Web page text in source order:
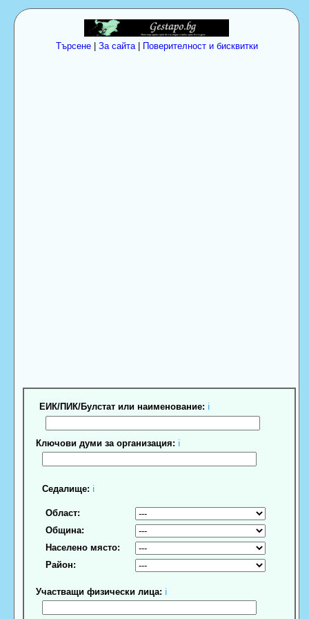
Търсене| За сайта| Поверителност и бисквитки
ЕИК/ПИК/Булстат или наименование: ℹ
Ключови думи за организация: ℹ
Седалище: ℹ
Област:
Община:
Населено място:
Район:
Участващи физически лица: ℹ